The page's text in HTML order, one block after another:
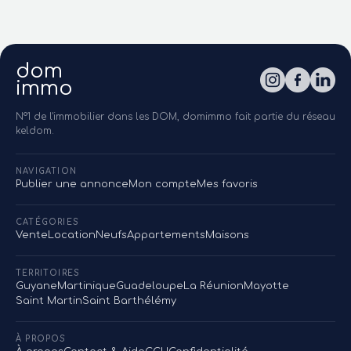
dom
immo
N°1 de l'immobilier dans les DOM, domimmo fait partie du réseau
keldom.
NAVIGATION
Publier une annonceMon compteMes favoris
CATÉGORIES
Vente LocationNeufsAppartementsMaisons
TERRITOIRES
GuyaneMartiniqueGuadeloupe La RéunionMayotte
Saint MartinSaint Barthélémy
À PROPOS